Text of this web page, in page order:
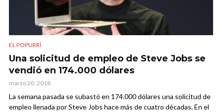
EL POPURRÍ
Una solicitud de empleo de Steve Jobs se
vendió en 174.000 dólares
marzo 20, 2018
La semana pasada se subastó en 174.000 dólares una solicitud de
empleo llenada por Steve Jobs hace más de cuatro décadas. En el